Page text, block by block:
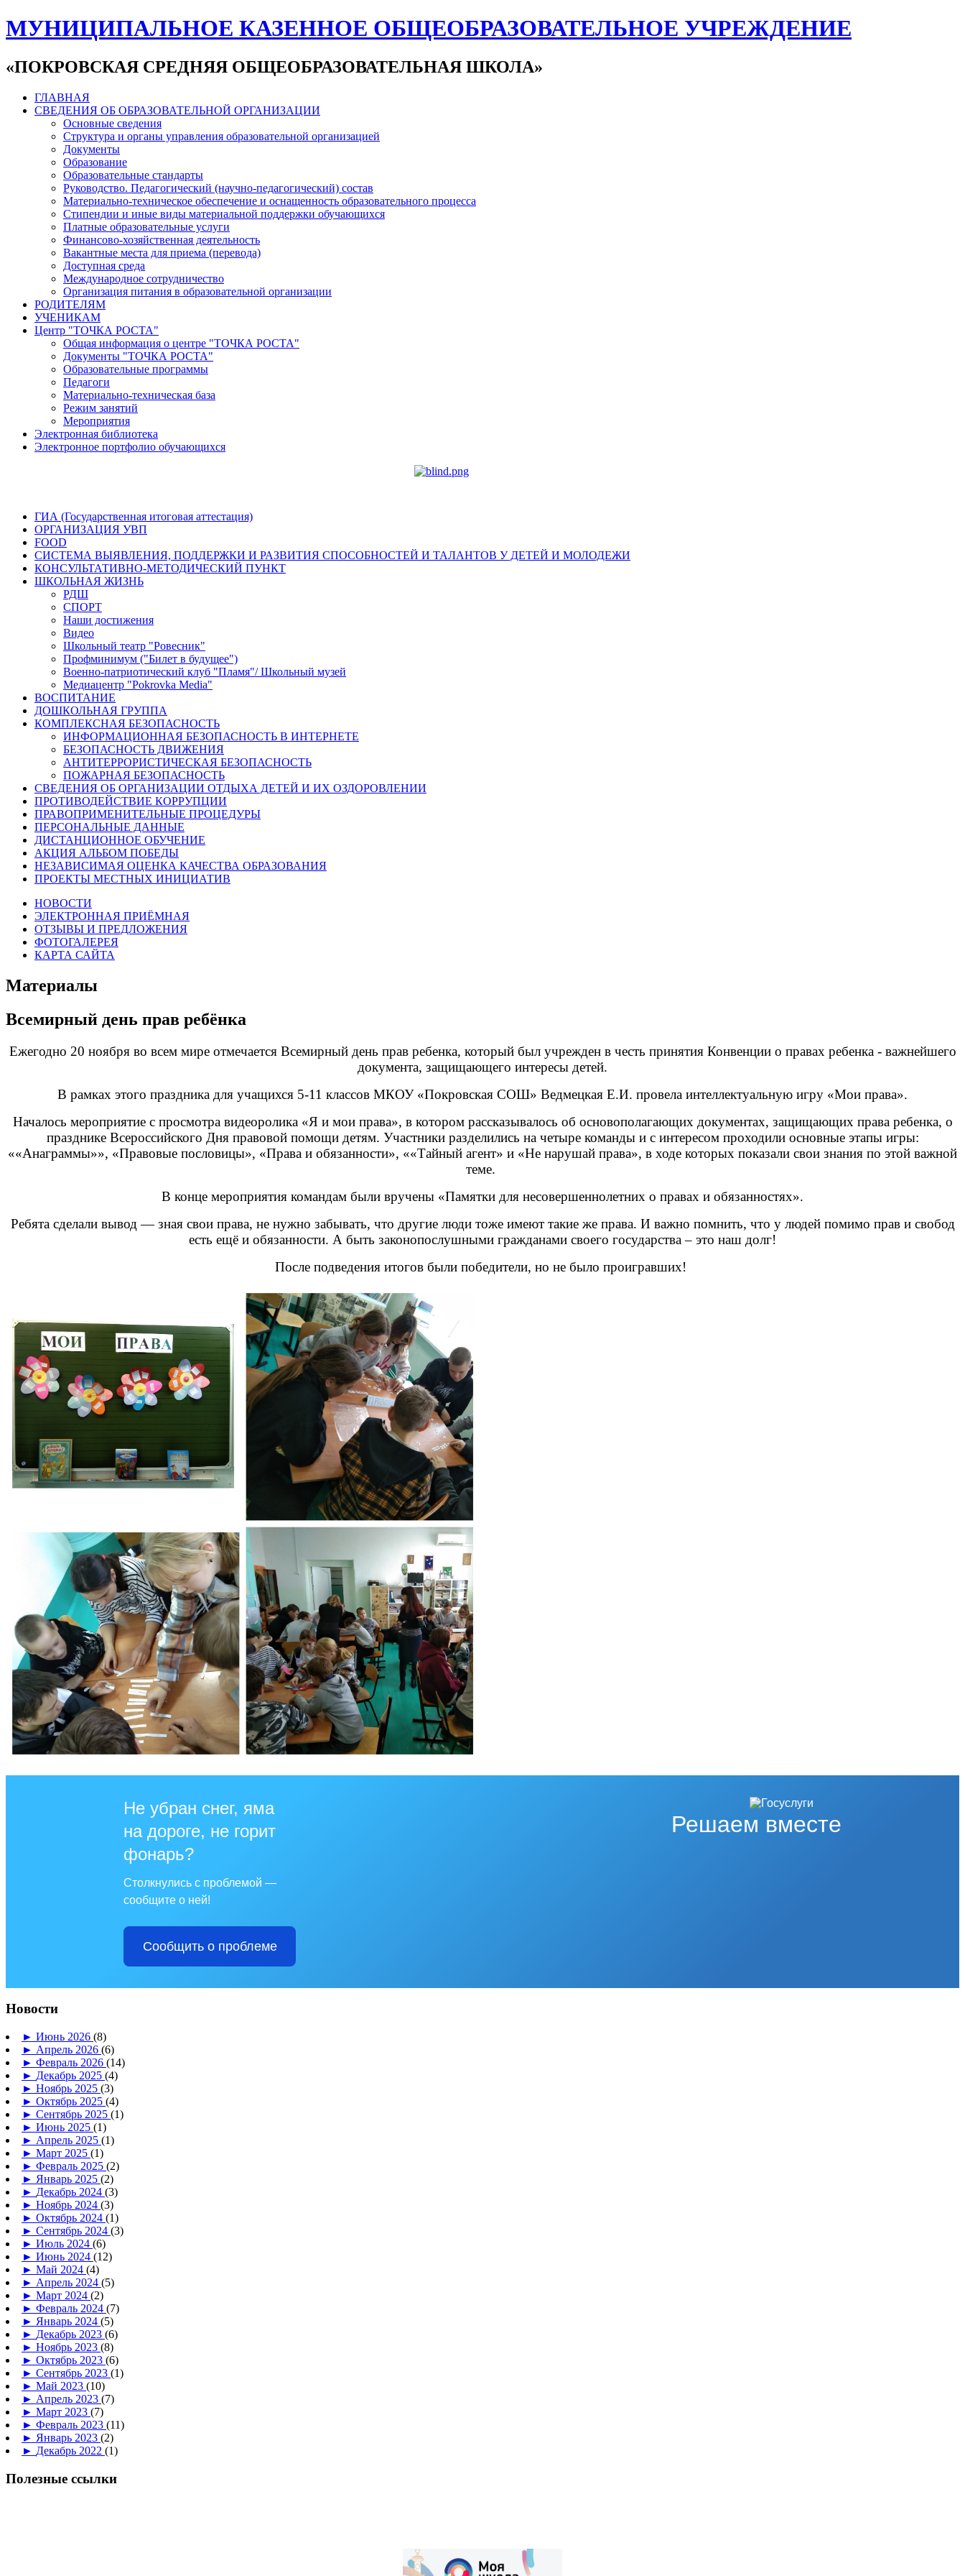
МУНИЦИПАЛЬНОЕ КАЗЕННОЕ ОБЩЕОБРАЗОВАТЕЛЬНОЕ УЧРЕЖДЕНИЕ
«ПОКРОВСКАЯ СРЕДНЯЯ ОБЩЕОБРАЗОВАТЕЛЬНАЯ ШКОЛА»
ГЛАВНАЯ
СВЕДЕНИЯ ОБ ОБРАЗОВАТЕЛЬНОЙ ОРГАНИЗАЦИИ
Основные сведения
Структура и органы управления образовательной организацией
Документы
Образование
Образовательные стандарты
Руководство. Педагогический (научно-педагогический) состав
Материально-техническое обеспечение и оснащенность образовательного процесса
Стипендии и иные виды материальной поддержки обучающихся
Платные образовательные услуги
Финансово-хозяйственная деятельность
Вакантные места для приема (перевода)
Доступная среда
Международное сотрудничество
Организация питания в образовательной организации
РОДИТЕЛЯМ
УЧЕНИКАМ
Центр "ТОЧКА РОСТА"
Общая информация о центре "ТОЧКА РОСТА"
Документы "ТОЧКА РОСТА"
Образовательные программы
Педагоги
Материально-техническая база
Режим занятий
Мероприятия
Электронная библиотека
Электронное портфолио обучающихся
ГИА (Государственная итоговая аттестация)
ОРГАНИЗАЦИЯ УВП
FOOD
СИСТЕМА ВЫЯВЛЕНИЯ, ПОДДЕРЖКИ И РАЗВИТИЯ СПОСОБНОСТЕЙ И ТАЛАНТОВ У ДЕТЕЙ И МОЛОДЕЖИ
КОНСУЛЬТАТИВНО-МЕТОДИЧЕСКИЙ ПУНКТ
ШКОЛЬНАЯ ЖИЗНЬ
РДШ
СПОРТ
Наши достижения
Видео
Школьный театр "Ровесник"
Профминимум ("Билет в будущее")
Военно-патриотический клуб "Пламя"/ Школьный музей
Медиацентр "Pokrovka Media"
ВОСПИТАНИЕ
ДОШКОЛЬНАЯ ГРУППА
КОМПЛЕКСНАЯ БЕЗОПАСНОСТЬ
ИНФОРМАЦИОННАЯ БЕЗОПАСНОСТЬ В ИНТЕРНЕТЕ
БЕЗОПАСНОСТЬ ДВИЖЕНИЯ
АНТИТЕРРОРИСТИЧЕСКАЯ БЕЗОПАСНОСТЬ
ПОЖАРНАЯ БЕЗОПАСНОСТЬ
СВЕДЕНИЯ ОБ ОРГАНИЗАЦИИ ОТДЫХА ДЕТЕЙ И ИХ ОЗДОРОВЛЕНИИ
ПРОТИВОДЕЙСТВИЕ КОРРУПЦИИ
ПРАВОПРИМЕНИТЕЛЬНЫЕ ПРОЦЕДУРЫ
ПЕРСОНАЛЬНЫЕ ДАННЫЕ
ДИСТАНЦИОННОЕ ОБУЧЕНИЕ
АКЦИЯ АЛЬБОМ ПОБЕДЫ
НЕЗАВИСИМАЯ ОЦЕНКА КАЧЕСТВА ОБРАЗОВАНИЯ
ПРОЕКТЫ МЕСТНЫХ ИНИЦИАТИВ
НОВОСТИ
ЭЛЕКТРОННАЯ ПРИЁМНАЯ
ОТЗЫВЫ И ПРЕДЛОЖЕНИЯ
ФОТОГАЛЕРЕЯ
КАРТА САЙТА
Материалы
Всемирный день прав ребёнка
Ежегодно 20 ноября во всем мире отмечается Всемирный день прав ребенка, который был учрежден в честь принятия Конвенции о правах ребенка - важнейшего
документа, защищающего интересы детей.
В рамках этого праздника для учащихся 5-11 классов МКОУ «Покровская СОШ» Ведмецкая Е.И. провела интеллектуальную игру «Мои права».
Началось мероприятие с просмотра видеоролика «Я и мои права», в котором рассказывалось об основополагающих документах, защищающих права ребенка, о
празднике Всероссийского Дня правовой помощи детям. Участники разделились на четыре команды и с интересом проходили основные этапы игры:
««Анаграммы»», «Правовые пословицы», «Права и обязанности», ««Тайный агент» и «Не нарушай права», в ходе которых показали свои знания по этой важной
теме.
В конце мероприятия командам были вручены «Памятки для несовершеннолетних о правах и обязанностях».
Ребята сделали вывод — зная свои права, не нужно забывать, что другие люди тоже имеют такие же права. И важно помнить, что у людей помимо прав и свобод
есть ещё и обязанности. А быть законопослушными гражданами своего государства – это наш долг!
После подведения итогов были победители, но не было проигравших!
Решаем вместе
Не убран снег, яма
на дороге, не горит
фонарь?
Столкнулись с проблемой —
сообщите о ней!
Сообщить о проблеме
Новости
► Июнь 2026 (8)
► Апрель 2026 (6)
► Февраль 2026 (14)
► Декабрь 2025 (4)
► Ноябрь 2025 (3)
► Октябрь 2025 (4)
► Сентябрь 2025 (1)
► Июнь 2025 (1)
► Апрель 2025 (1)
► Март 2025 (1)
► Февраль 2025 (2)
► Январь 2025 (2)
► Декабрь 2024 (3)
► Ноябрь 2024 (3)
► Октябрь 2024 (1)
► Сентябрь 2024 (3)
► Июль 2024 (6)
► Июнь 2024 (12)
► Май 2024 (4)
► Апрель 2024 (5)
► Март 2024 (2)
► Февраль 2024 (7)
► Январь 2024 (5)
► Декабрь 2023 (6)
► Ноябрь 2023 (8)
► Октябрь 2023 (6)
► Сентябрь 2023 (1)
► Май 2023 (10)
► Апрель 2023 (7)
► Март 2023 (7)
► Февраль 2023 (11)
► Январь 2023 (2)
► Декабрь 2022 (1)
Полезные ссылки